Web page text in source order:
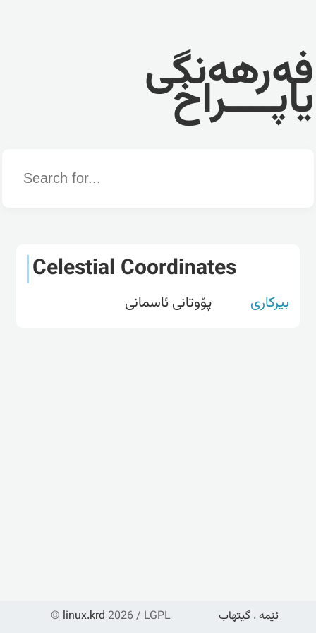
فەرهەنگی
یاپــــراخ
Word
Celestial Coordinates
بیرکاری پۆوتانی ئاسمانی
© linux.krd 2026 / LGPL ئێمە . گیتهاب